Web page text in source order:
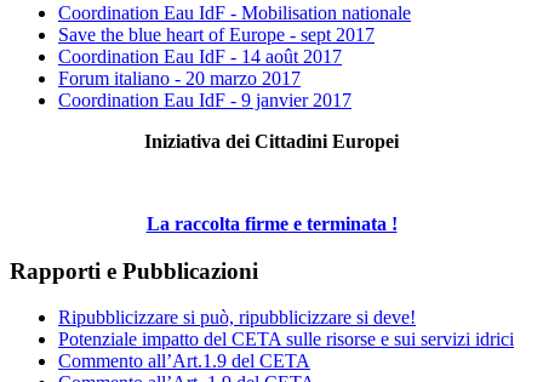
Coordination Eau IdF - Mobilisation nationale
Save the blue heart of Europe - sept 2017
Coordination Eau IdF - 14 août 2017
Forum italiano - 20 marzo 2017
Coordination Eau IdF - 9 janvier 2017
Iniziativa dei Cittadini Europei
La raccolta firme e terminata !
Rapporti e Pubblicazioni
Ripubblicizzare si può, ripubblicizzare si deve!
Potenziale impatto del CETA sulle risorse e sui servizi idrici
Commento all’Art.1.9 del CETA